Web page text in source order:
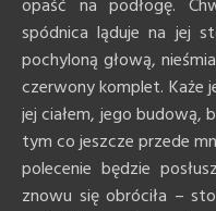
opaść na podłogę.
spódnica ląduje na jej
pochyloną głową,
czerwony komplet. Każe
jej ciałem, jego budową,
tym co jeszcze przede
polecenie będzie
znowu się obróciła –